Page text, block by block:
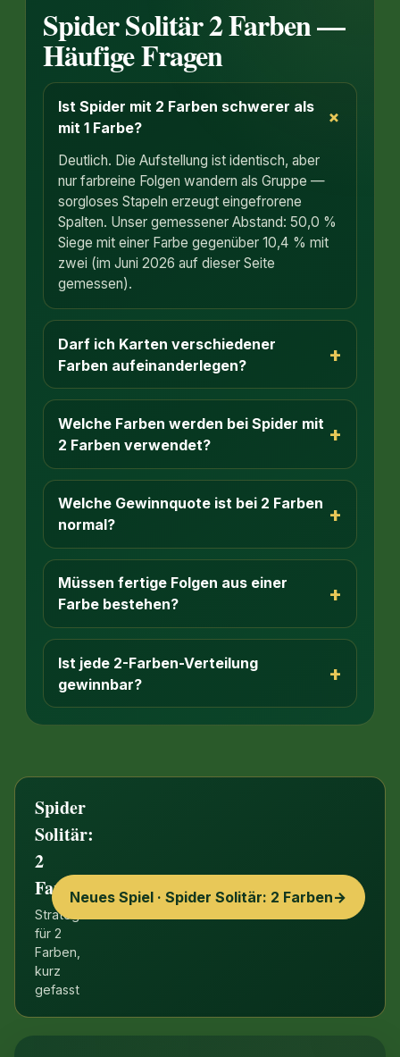
Spider Solitär 2 Farben —
Häufige Fragen
Ist Spider mit 2 Farben schwerer als
mit 1 Farbe?
+
Deutlich. Die Aufstellung ist identisch, aber
nur farbreine Folgen wandern als Gruppe —
sorgloses Stapeln erzeugt eingefrorene
Spalten. Unser gemessener Abstand: 50,0 %
Siege mit einer Farbe gegenüber 10,4 % mit
zwei (im Juni 2026 auf dieser Seite
gemessen).
Darf ich Karten verschiedener
Farben aufeinanderlegen?
+
Welche Farben werden bei Spider mit
2 Farben verwendet?
+
Welche Gewinnquote ist bei 2 Farben
normal?
+
Müssen fertige Folgen aus einer
Farbe bestehen?
+
Ist jede 2-Farben-Verteilung
gewinnbar?
+
Spider
Solitär:
2
Farben
Strategie
für 2
Farben,
kurz
gefasst
Neues Spiel · Spider Solitär: 2 Farben→